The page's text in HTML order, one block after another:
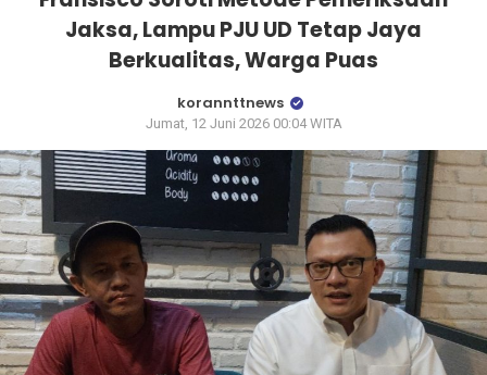
Jaksa, Lampu PJU UD Tetap Jaya
Berkualitas, Warga Puas
korannttnews
Jumat, 12 Juni 2026 00:04 WITA